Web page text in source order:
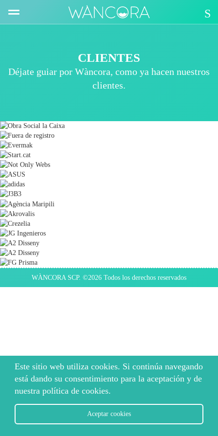
CLIENTES
Déjate guiar por Wàncora, como ya hacen nuestros
clientes.
WÀNCORA SCP. ©2026 Todos los derechos reservados
Este sitio web utiliza cookies. Si continúa navegando
está dando su consentimiento para la aceptación y de
nuestra política de cookies.
Aceptar cookies